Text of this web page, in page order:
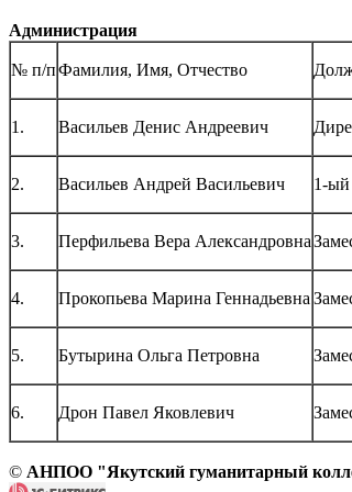
Администрация
№ п/пФамилия, Имя, Отчество
1. Васильев Денис Андреевич
2. Васильев Андрей Васильевич 1-ый
3. Перфильева Вера Александровна
4. Прокопьева Марина Геннадьевна
5. Бутырина Ольга Петровна
6. Дрон Павел Яковлевич
© АНПОО "Якутский гуманитарный